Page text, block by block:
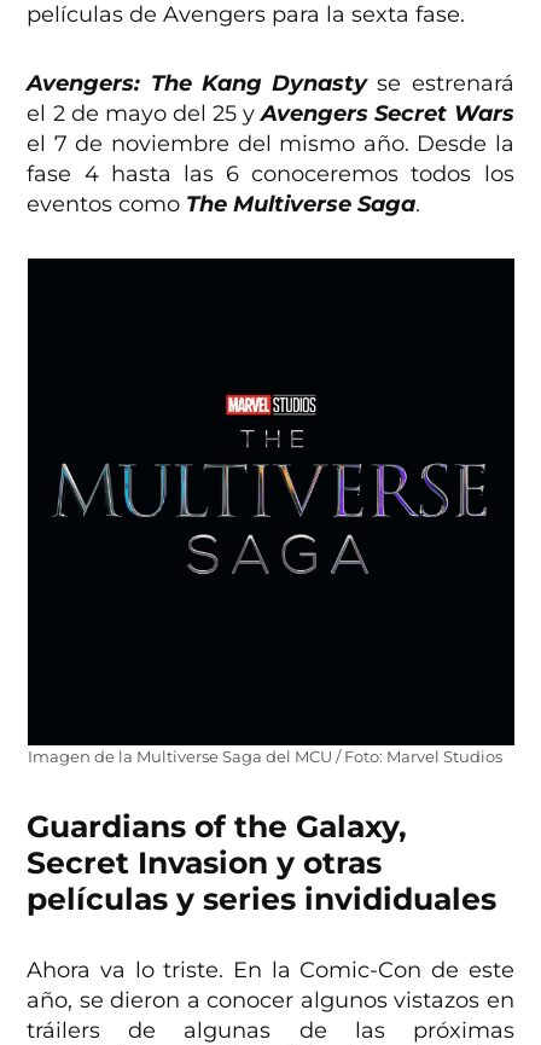
películas de Avengers para la sexta fase.
Avengers: The Kang Dynastyse estrenará
el 2 de mayo del 25 yAvengers Secret Wars
el 7 de noviembre del mismo año. Desde la
fase 4 hasta las 6 conoceremos todos los
eventos como The Multiverse Saga.
Imagen de la Multiverse Saga del MCU / Foto: Marvel Studios
Guardians of the Galaxy,
Secret Invasion y otras
películas y series invididuales
Ahora va lo triste. En la Comic-Con de este
año, se dieron a conocer algunos vistazos en
tráilers de algunas de las próximas